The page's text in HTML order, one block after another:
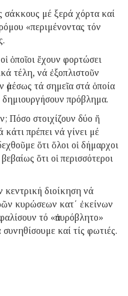
σάκκους μέ ξερά χόρτα καί
«περιμένοντας τόν
ὁποῖοι ἔχουν φορτώσει
τέλη, νά ἐξοπλιστοῦν
τά σημεῖα στά ὁποία
πρόβλημα.
Πόσο στοιχίζουν δύο ἤ
κάτι πρέπει νά γίνει μέ
ὅτι ὅλοι οἱ δήμαρχοι
ὅτι οἱ περισσότεροι
κεντρική διοίκηση νά
κυρώσεων κατ΄ ἐκείνων
τό «ἀπυρόβλητο»
καί τίς φωτιές.